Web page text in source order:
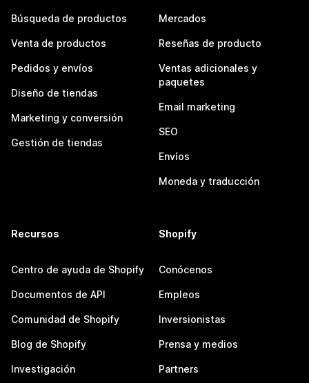
Búsqueda de productos
Venta de productos
Pedidos y envíos
Diseño de tiendas
Marketing y conversión
Gestión de tiendas
Mercados
Reseñas de producto
Ventas adicionales y
paquetes
Email marketing
SEO
Envíos
Moneda y traducción
Recursos
Centro de ayuda de Shopify
Documentos de API
Comunidad de Shopify
Blog de Shopify
Investigación
Shopify
Conócenos
Empleos
Inversionistas
Prensa y medios
Partners